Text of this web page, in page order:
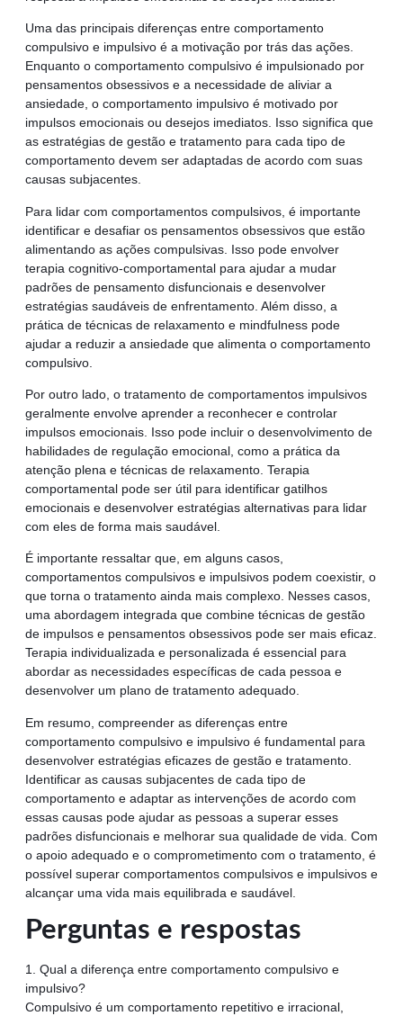
Uma das principais diferenças entre comportamento
compulsivo e impulsivo é a motivação por trás das ações.
Enquanto o comportamento compulsivo é impulsionado por
pensamentos obsessivos e a necessidade de aliviar a
ansiedade, o comportamento impulsivo é motivado por
impulsos emocionais ou desejos imediatos. Isso significa que
as estratégias de gestão e tratamento para cada tipo de
comportamento devem ser adaptadas de acordo com suas
causas subjacentes.
Para lidar com comportamentos compulsivos, é importante
identificar e desafiar os pensamentos obsessivos que estão
alimentando as ações compulsivas. Isso pode envolver
terapia cognitivo-comportamental para ajudar a mudar
padrões de pensamento disfuncionais e desenvolver
estratégias saudáveis de enfrentamento. Além disso, a
prática de técnicas de relaxamento e mindfulness pode
ajudar a reduzir a ansiedade que alimenta o comportamento
compulsivo.
Por outro lado, o tratamento de comportamentos impulsivos
geralmente envolve aprender a reconhecer e controlar
impulsos emocionais. Isso pode incluir o desenvolvimento de
habilidades de regulação emocional, como a prática da
atenção plena e técnicas de relaxamento. Terapia
comportamental pode ser útil para identificar gatilhos
emocionais e desenvolver estratégias alternativas para lidar
com eles de forma mais saudável.
É importante ressaltar que, em alguns casos,
comportamentos compulsivos e impulsivos podem coexistir, o
que torna o tratamento ainda mais complexo. Nesses casos,
uma abordagem integrada que combine técnicas de gestão
de impulsos e pensamentos obsessivos pode ser mais eficaz.
Terapia individualizada e personalizada é essencial para
abordar as necessidades específicas de cada pessoa e
desenvolver um plano de tratamento adequado.
Em resumo, compreender as diferenças entre
comportamento compulsivo e impulsivo é fundamental para
desenvolver estratégias eficazes de gestão e tratamento.
Identificar as causas subjacentes de cada tipo de
comportamento e adaptar as intervenções de acordo com
essas causas pode ajudar as pessoas a superar esses
padrões disfuncionais e melhorar sua qualidade de vida. Com
o apoio adequado e o comprometimento com o tratamento, é
possível superar comportamentos compulsivos e impulsivos e
alcançar uma vida mais equilibrada e saudável.
Perguntas e respostas
1. Qual a diferença entre comportamento compulsivo e
impulsivo?
Compulsivo é um comportamento repetitivo e irracional,